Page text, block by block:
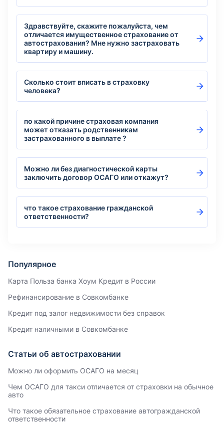
Здравствуйте, скажите пожалуйста, чем
отличается имущественное страхование от
автострахования? Мне нужно застраховать
квартиру и машину.
Сколько стоит вписать в страховку
человека?
по какой причине страховая компания
может отказать родственникам
застрахованного в выплате ?
Можно ли без диагностической карты
заключить договор ОСАГО или откажут?
что такое страхование гражданской
ответственности?
Популярное
Карта Польза банка Хоум Кредит в России
Рефинансирование в Совкомбанке
Кредит под залог недвижимости без справок
Кредит наличными в Совкомбанке
Статьи об автостраховании
Можно ли оформить ОСАГО на месяц
Чем ОСАГО для такси отличается от страховки на обычное
авто
Что такое обязательное страхование автогражданской
ответственности